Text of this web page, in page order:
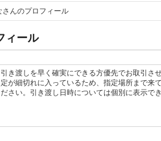
さんのプロフィール
ィール
引き渡しを早く確実にできる方優先でお取引さ
定が細切れに入っているため、指定場所まで来
ださい。引き渡し日時については個別に表示で